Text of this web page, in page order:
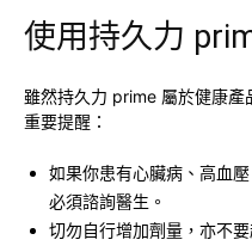
使用持久力
雖然持久力 prime 屬於健康
重要提醒：
如果你患有心臟病、高血
必須諮詢醫生。
切勿自行增加劑量，亦不